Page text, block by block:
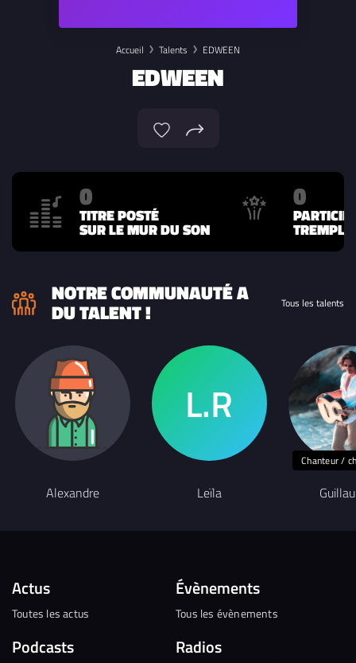
Accueil Talents EDWEEN
EDWEEN
0
TITRE POSTÉ
SUR LE MUR DU SON
0
NOTRE COMMUNAUTÉ A
DU TALENT ! Tous les talents
Alexandre Leïla
Chanteur /
Actus
Toutes les actus
Podcasts
Évènements
Tous les évènements
Radios